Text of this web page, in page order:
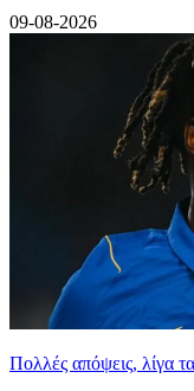
09-08-2026
Πολλές απόψεις, λίγα